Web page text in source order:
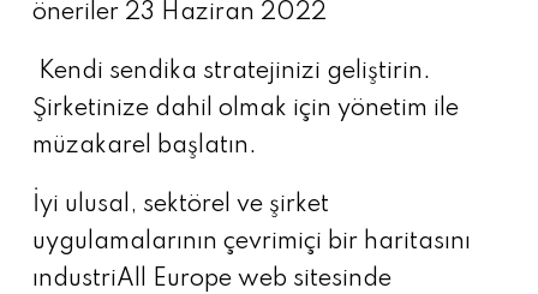
öneriler 23 Haziran 2022
Kendi sendika stratejinizi geliştirin.
Şirketinize dahil olmak için yönetim ile
müzakarel başlatın.
İyi ulusal, sektörel ve şirket
uygulamalarının çevrimiçi bir haritasını
ındustriAll Europe web sitesinde